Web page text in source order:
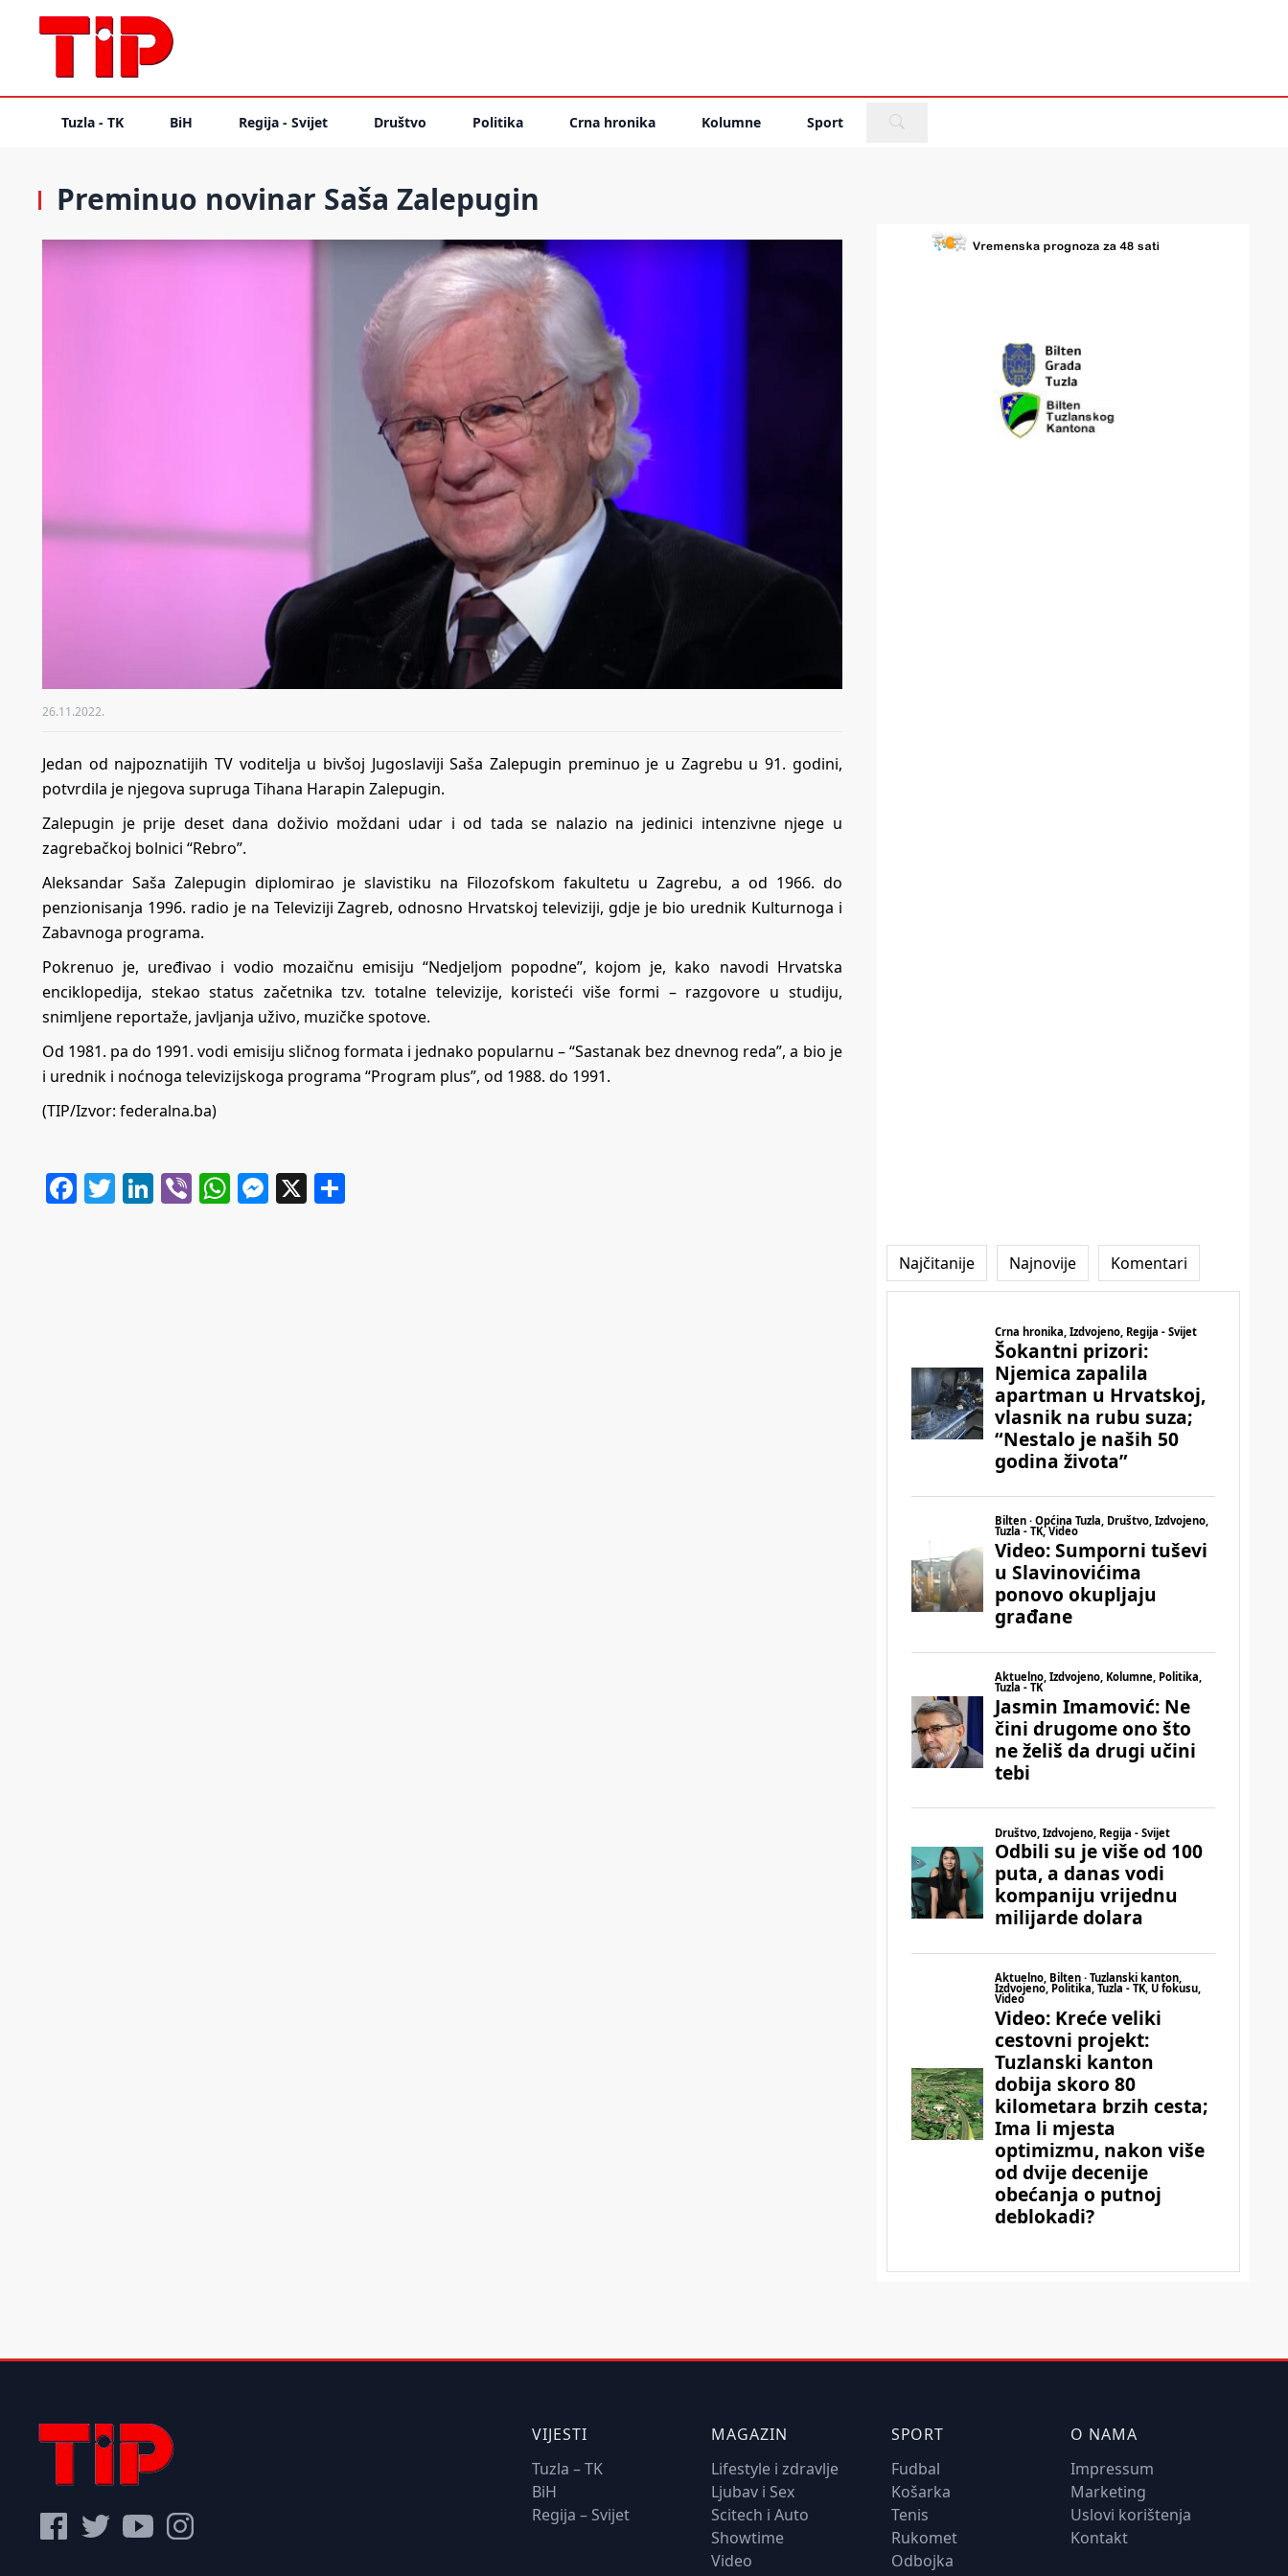
Tuzla - TK BiH Regija - Svijet Društvo Politika Crna hronika Kolumne Sport
Preminuo novinar Saša Zalepugin
26.11.2022.
Jedan od najpoznatijih TV voditelja u bivšoj Jugoslaviji Saša Zalepugin preminuo je u Zagrebu u 91. godini,
potvrdila je njegova supruga Tihana Harapin Zalepugin.
Zalepugin je prije deset dana doživio moždani udar i od tada se nalazio na jedinici intenzivne njege u
zagrebačkoj bolnici “Rebro”.
Aleksandar Saša Zalepugin diplomirao je slavistiku na Filozofskom fakultetu u Zagrebu, a od 1966. do
penzionisanja 1996. radio je na Televiziji Zagreb, odnosno Hrvatskoj televiziji, gdje je bio urednik Kulturnoga i
Zabavnoga programa.
Pokrenuo je, uređivao i vodio mozaičnu emisiju “Nedjeljom popodne”, kojom je, kako navodi Hrvatska
enciklopedija, stekao status začetnika tzv. totalne televizije, koristeći više formi – razgovore u studiju,
snimljene reportaže, javljanja uživo, muzičke spotove.
Od 1981. pa do 1991. vodi emisiju sličnog formata i jednako popularnu – “Sastanak bez dnevnog reda”, a bio je
i urednik i noćnoga televizijskoga programa “Program plus”, od 1988. do 1991.
(TIP/Izvor: federalna.ba)
Facebook
Twitter
LinkedIn
ViberWhatsApp
Messenger
X
Najčitanije Najnovije Komentari
VIJESTI
Tuzla – TK
BiH
Regija – Svijet
MAGAZIN
Lifestyle i zdravlje
Ljubav i Sex
Scitech i Auto
Showtime
Video
SPORT
Fudbal
Košarka
Tenis
Rukomet
Odbojka
O NAMA
Impressum
Marketing
Uslovi korištenja
Kontakt